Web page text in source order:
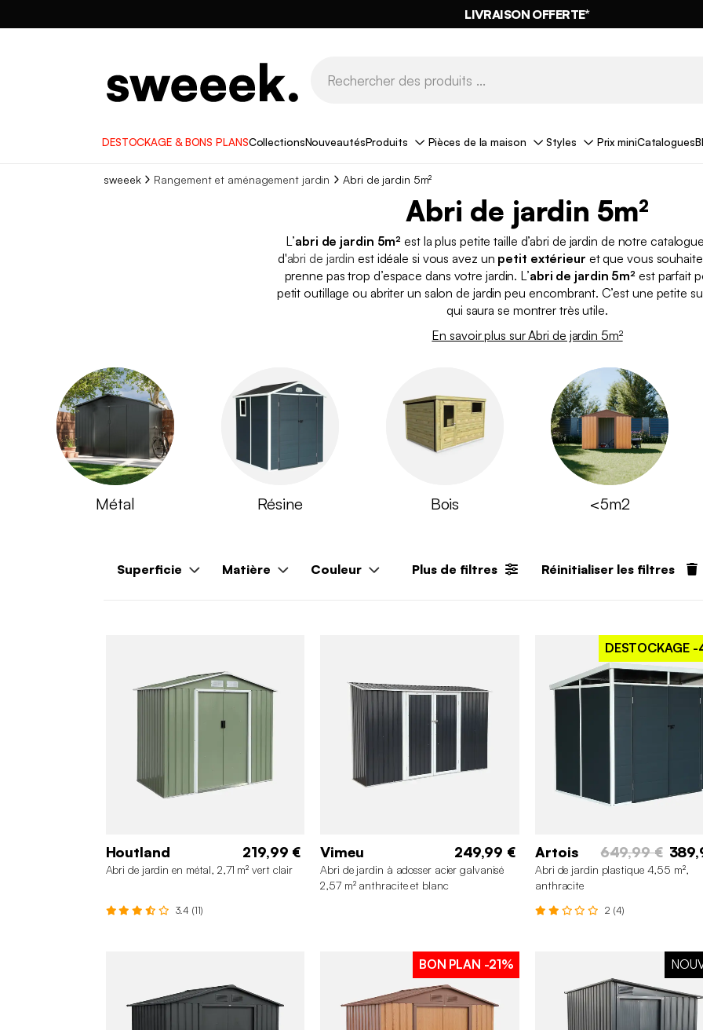
LIVRAISON OFFERTE*
DESTOCKAGE & BONS PLANSCollectionsNouveautésProduits Pièces de la maison Styles Prix miniCatalogues
sweeek Rangement et aménagement jardin Abri de jardin 5m²
Abri de jardin 5m²
L’abri de jardin 5m² est la plus petite taille d’abri de jardin de notre
d'abri de jardin est idéale si vous avez un petit extérieur et que vous
prenne pas trop d’espace dans votre jardin. L’abri de jardin 5m² est parfait
petit outillage ou abriter un salon de jardin peu encombrant. C’est une petite
qui saura se montrer très utile.
En savoir plus sur Abri de jardin 5m²
Métal Résine Bois <5m2
Superficie Matière Couleur Plus de filtres Réinitialiser les filtres
Houtland 219,99 €
Abri de jardin en métal, 2,71 m² vert clair
3.4 (11)
Vimeu 249,99 €
Abri de jardin à adosser acier galvanisé
2,57 m² anthracite et blanc
DESTOCKAGE-
Artois 649,99 €
Abri de jardin plastique 4,55 m²,
anthracite
2 (4)
BON PLAN -21%